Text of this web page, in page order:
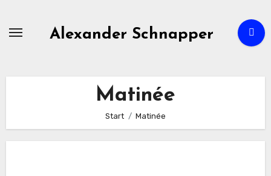
Alexander Schnapper
Matinée
Start Matinée